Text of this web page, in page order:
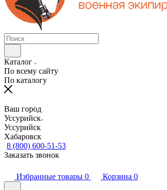
Каталог
По всему сайту
По каталогу
Ваш город
Уссурийск
Уссурийск
Хабаровск
8 (800) 600-51-53
Заказать звонок
Избранные товары 0 Корзина 0